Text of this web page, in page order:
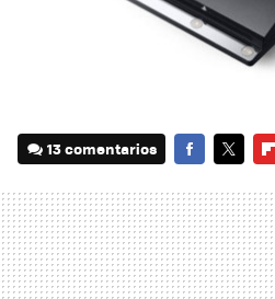
13 comentarios